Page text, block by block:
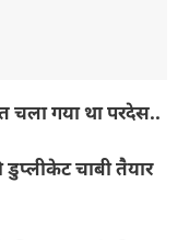
चला गया था परदेस..
चाबी तैयार